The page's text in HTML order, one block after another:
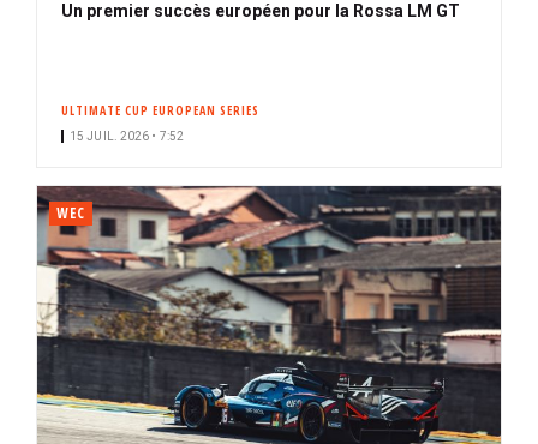
Un premier succès européen pour la Rossa LM GT
ULTIMATE CUP EUROPEAN SERIES
15 JUIL. 2026 • 7:52
WEC